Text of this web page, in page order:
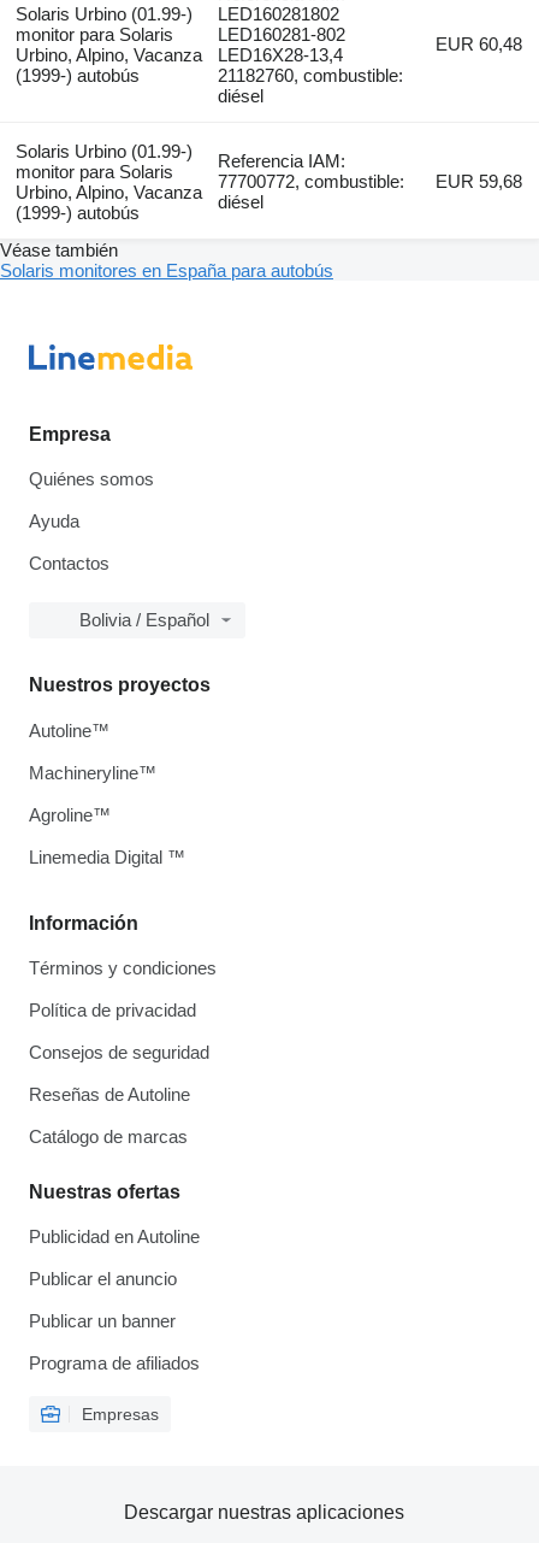
Solaris Urbino (01.99-)
monitor para Solaris
Urbino, Alpino, Vacanza
(1999-) autobús
LED160281802
LED160281-802
LED16X28-13,4
21182760, combustible:
diésel
EUR 60,48
Solaris Urbino (01.99-)
monitor para Solaris
Urbino, Alpino, Vacanza
(1999-) autobús
Referencia IAM:
77700772, combustible:
diésel
EUR 59,68
Véase también
Solaris monitores en España para autobús
Empresa
Quiénes somos
Ayuda
Contactos
Bolivia / Español
Información
Términos y condiciones
Política de privacidad
Consejos de seguridad
Reseñas de Autoline
Catálogo de marcas
Nuestras ofertas
Publicidad en Autoline
Publicar el anuncio
Publicar un banner
Programa de afiliados
Empresas
Nuestros proyectos
Autoline™
Machineryline™
Agroline™
Linemedia Digital ™
Descargar nuestras aplicaciones